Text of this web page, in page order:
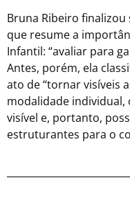
Bruna Ribeiro
que resume a
Infantil: “avaliar para
Antes, porém, ela
ato de “tornar visíveis
modalidade
visível e, portanto,
estruturantes para o